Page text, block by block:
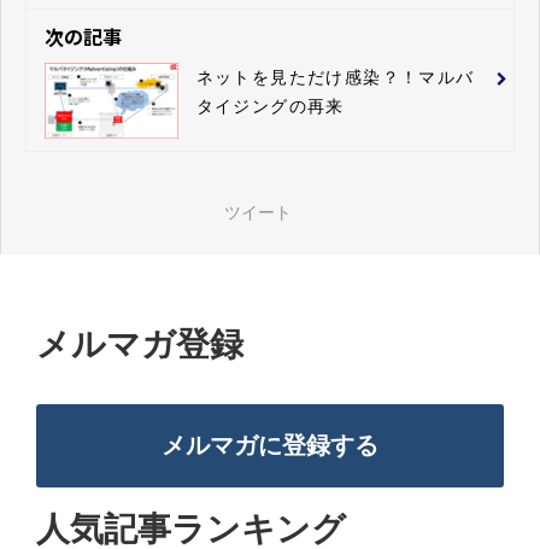
次の記事
ネットを見ただけ感染？！マルバ
タイジングの再来
ツイート
メルマガ登録
メルマガに登録する
人気記事ランキング